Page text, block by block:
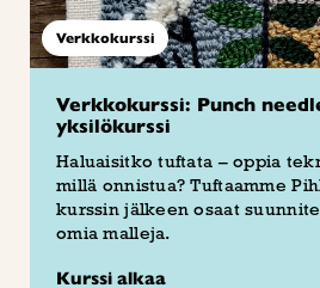
Verkkokurssi
Verkkokurssi: Punch
yksilökurssi
Haluaisitko tuftata – oppia
millä onnistua? Tuftaamme
kurssin jälkeen osaat
omia malleja.
Kurssi alkaa